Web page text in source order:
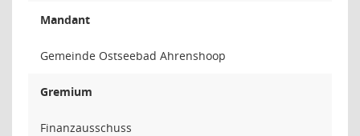
Mandant
Gemeinde Ostseebad Ahrenshoop
Gremium
Finanzausschuss